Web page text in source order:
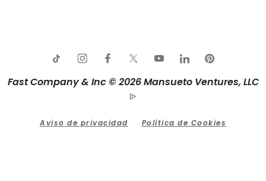
Fast Company & Inc © 2026 Mansueto Ventures, LLC
Aviso de privacidad Política de Cookies